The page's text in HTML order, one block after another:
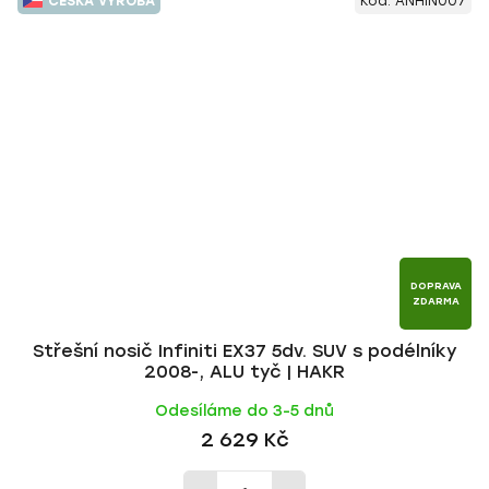
DOPRAVA
ZDARMA
Střešní nosič Infiniti EX37 5dv. SUV s podélníky
2008-, ALU tyč | HAKR
Odesíláme do 3-5 dnů
2 629 Kč